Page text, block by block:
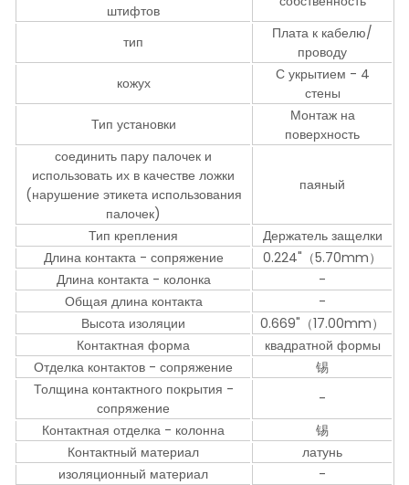
штифтов
тип
Плата к кабелю/
проводу
кожух
С укрытием - 4
стены
Тип установки
Монтаж на
поверхность
соединить пару палочек и
использовать их в качестве ложки
(нарушение этикета использования
палочек)
паяный
Тип крепления
Держатель защелки
Длина контакта - сопряжение
0.224"（5.70mm）
Длина контакта - колонка
-
Общая длина контакта
-
Высота изоляции
0.669"（17.00mm）
Контактная форма
квадратной формы
Отделка контактов - сопряжение
锡
Толщина контактного покрытия -
сопряжение
-
Контактная отделка - колонна
锡
Контактный материал
латунь
изоляционный материал
-